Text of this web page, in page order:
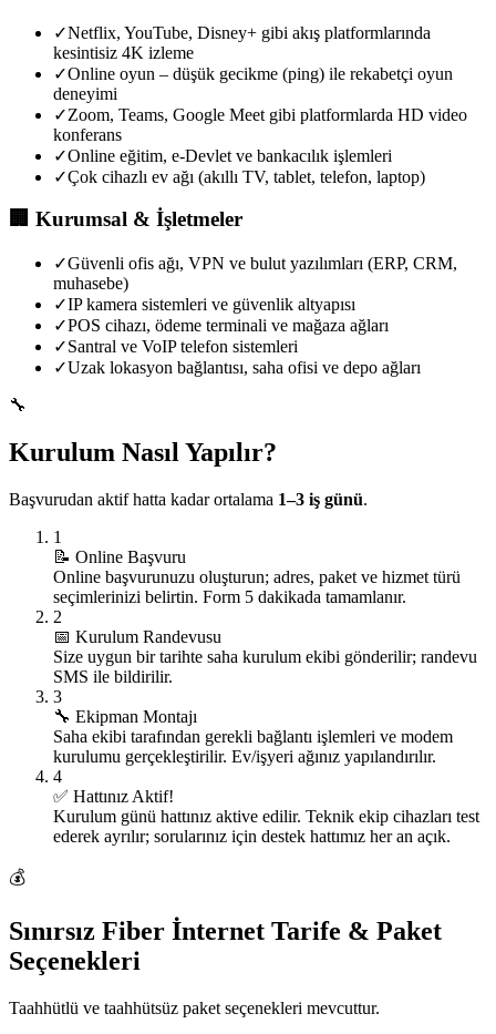
✓Netflix, YouTube, Disney+ gibi akış platformlarında
kesintisiz 4K izleme
✓Online oyun – düşük gecikme (ping) ile rekabetçi oyun
deneyimi
✓Zoom, Teams, Google Meet gibi platformlarda HD video
konferans
✓Online eğitim, e-Devlet ve bankacılık işlemleri
✓Çok cihazlı ev ağı (akıllı TV, tablet, telefon, laptop)
🏢 Kurumsal & İşletmeler
✓Güvenli ofis ağı, VPN ve bulut yazılımları (ERP, CRM,
muhasebe)
✓IP kamera sistemleri ve güvenlik altyapısı
✓POS cihazı, ödeme terminali ve mağaza ağları
✓Santral ve VoIP telefon sistemleri
✓Uzak lokasyon bağlantısı, saha ofisi ve depo ağları
🔧
Kurulum Nasıl Yapılır?
Başvurudan aktif hatta kadar ortalama 1–3 iş günü.
1
📝 Online Başvuru
Online başvurunuzu oluşturun; adres, paket ve hizmet türü
seçimlerinizi belirtin. Form 5 dakikada tamamlanır.
2
📅 Kurulum Randevusu
Size uygun bir tarihte saha kurulum ekibi gönderilir; randevu
SMS ile bildirilir.
3
🔧 Ekipman Montajı
Saha ekibi tarafından gerekli bağlantı işlemleri ve modem
kurulumu gerçekleştirilir. Ev/işyeri ağınız yapılandırılır.
4
✅ Hattınız Aktif!
Kurulum günü hattınız aktive edilir. Teknik ekip cihazları test
ederek ayrılır; sorularınız için destek hattımız her an açık.
💰
Sınırsız Fiber İnternet Tarife & Paket
Seçenekleri
Taahhütlü ve taahhütsüz paket seçenekleri mevcuttur.